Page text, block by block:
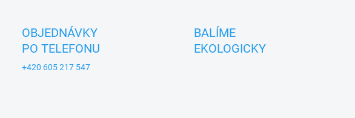
OBJEDNÁVKY
PO TELEFONU
+420 605 217 547
BALÍME
EKOLOGICKY